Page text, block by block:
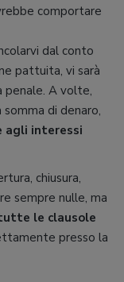
comportare
dal conto
pattuita, vi sarà
penale. A volte,
di denaro,
agli interessi
chiusura,
sempre nulle, ma
le clausole
presso la